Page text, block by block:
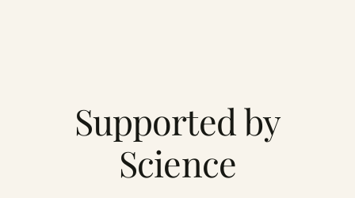
Supported by
Science